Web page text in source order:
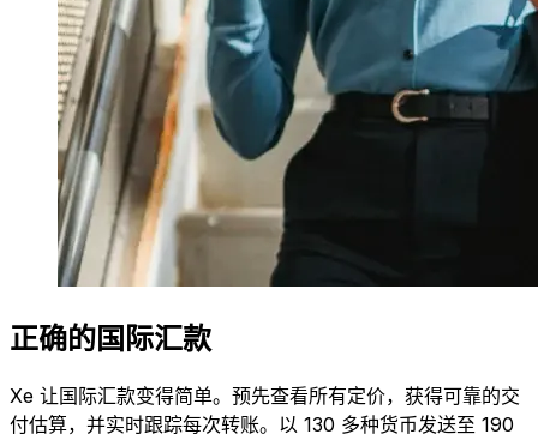
正确的国际汇款
Xe 让国际汇款变得简单。预先查看所有定价，获得可靠的交
付估算，并实时跟踪每次转账。以 130 多种货币发送至 190